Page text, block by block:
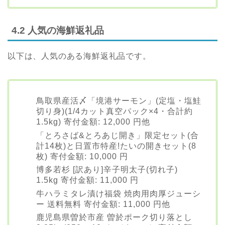
4.2 人気の海鮮返礼品
以下は、人気のある海鮮返礼品です。
鳥取県産活〆「境港サーモン」(定塩・塩鮭
切り身)(1/4カット真空パック×4・合計約
1.5kg) 寄付金額: 12,000 円他
「とろさば&とろあじ開き」限定セット(合
計14枚)と日置市特産!たいの開きセット(8
枚) 寄付金額: 10,000 円
博多若杉 [訳あり]辛子明太子(切れ子)
1.5kg 寄付金額: 11,000 円
牛ハラミタレ漬け福袋 焼肉用肉厚ジューシ
ー 送料無料 寄付金額: 11,000 円他
鹿児島県曽於市産 曽於ポーク切り落とし